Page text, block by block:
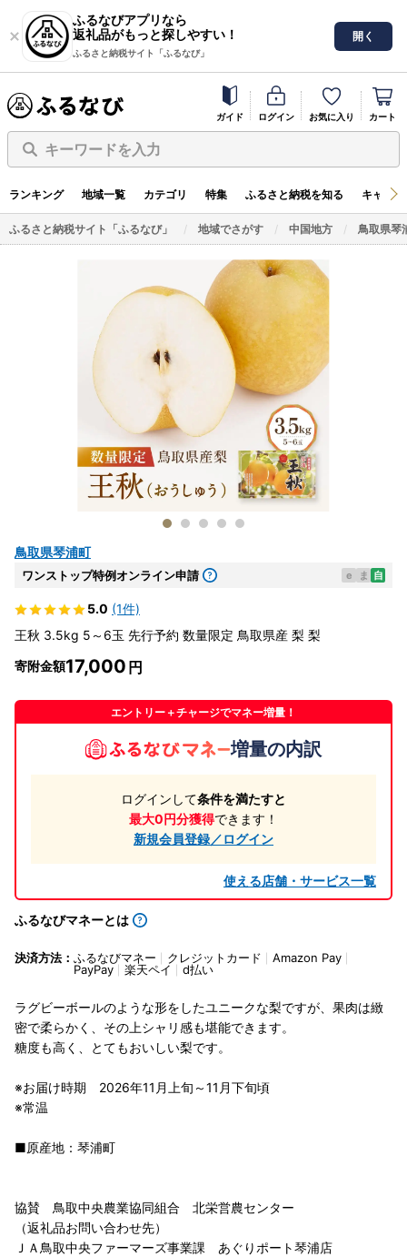
ふるなびアプリなら
返礼品がもっと探しやすい！
ふるさと納税サイト「ふるなび」
開く
ガイド ログイン お気に入り カート
キーワードを入力
ランキング 地域一覧 カテゴリ 特集 ふるさと納税を知る キャン
ふるさと納税サイト「ふるなび」 地域でさがす 中国地方 鳥取県琴
鳥取県琴浦町
ワンストップ特例オンライン申請 e ま 自
5.0 (1件)
王秋 3.5kg 5～6玉 先行予約 数量限定 鳥取県産 梨 梨
寄附金額17,000
エントリー＋チャージでマネー増量！
増量の内訳
ログインして条件を満たすと
最大0円分獲得できます！
新規会員登録／ログイン
使える店舗・サービス一覧
ふるなびマネーとは
決済方法： ふるなびマネー クレジットカード
Amazon Pay
PayPay
楽天ペイ d払い
ラグビーボールのような形をしたユニークな梨ですが、果肉は緻
密で柔らかく、その上シャリ感も堪能できます。
糖度も高く、とてもおいしい梨です。
※お届け時期 2026年11月上旬～11月下旬頃
※常温
■原産地：琴浦町
協賛 鳥取中央農業協同組合 北栄営農センター
（返礼品お問い合わせ先）
ＪＡ鳥取中央ファーマーズ事業課 あぐりポート琴浦店